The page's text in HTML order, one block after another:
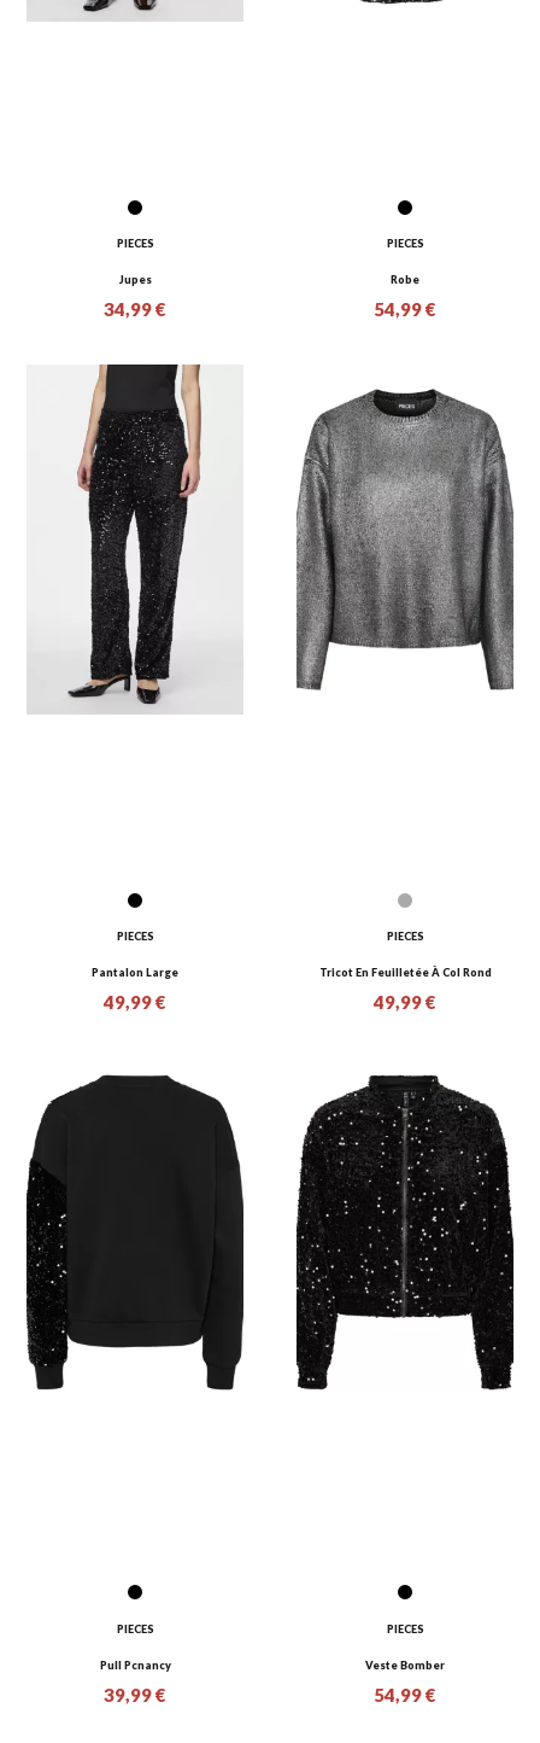
PIECES
Jupes
34,99 €
PIECES
Robe
54,99 €
PIECES
Pantalon Large
49,99 €
PIECES
Tricot En Feuilletée À Col Rond
49,99 €
PIECES
Pull Pcnancy
39,99 €
PIECES
Veste Bomber
54,99 €